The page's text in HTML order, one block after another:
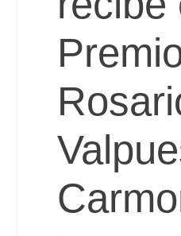
Reservas
Calendario Lectivo
Horarios
Periodismo